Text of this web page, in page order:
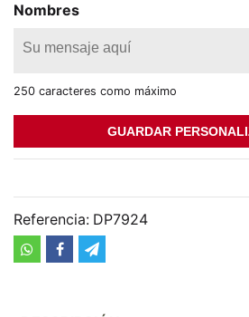
Nombres
250 caracteres como máximo
GUARDAR
Referencia: DP7924